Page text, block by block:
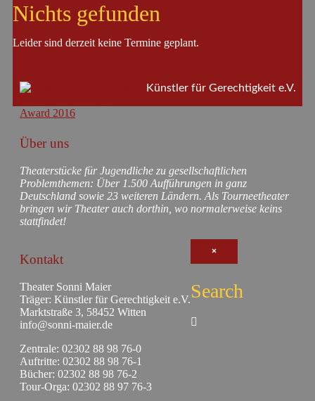
Nichts gefunden
Leider sind derzeit keine Termine geplant.
Über uns
Theaterstücke für Jugendliche zu gesellschaftlichen
Problemthemen: Über 1.500 Aufführungen in ganz
Deutschland sowie 23 weiteren Ländern. Als Tourneetheater
bringen wir Theater auch dorthin, wo normalerweise keins
stattfindet!
Kontakt
Theater Sonni Maier
Träger: Künstler für Gerechtigkeit e.V.
Marktstraße 3, 58452 Witten
info@sonni-maier.de
Zentrale: 02302 88 98 76-0
Auftritte: 02302 88 98 76-1
Bücher: 02302 88 98 76-2
Tour-Orga: 02302 88 97 76-3
Künstler für Gerechtigkeit e.V.
×
Search